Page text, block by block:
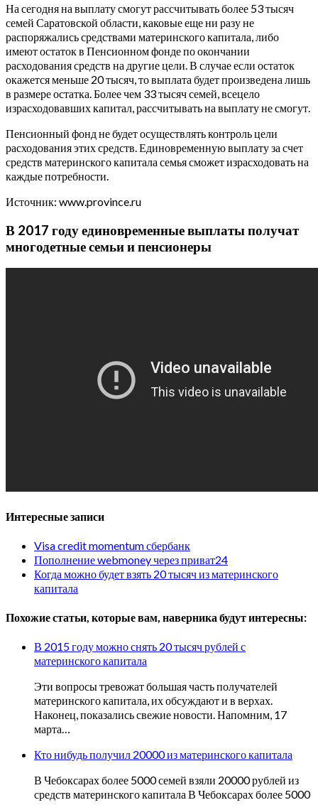
На сегодня на выплату смогут рассчитывать более 53 тысяч
семей Саратовской области, каковые еще ни разу не
распоряжались средствами материнского капитала, либо
имеют остаток в Пенсионном фонде по окончании
расходования средств на другие цели.В случае если остаток
окажется меньше 20 тысяч, то выплата будет произведена лишь
в размере остатка. Более чем 33 тысяч семей, всецело
израсходовавших капитал, рассчитывать на выплату не смогут.
Пенсионный фонд не будет осуществлять контроль цели
расходования этих средств. Единовременную выплату за счет
средств материнского капитала семья сможет израсходовать на
каждые потребности.
Источник: www.province.ru
В 2017 году единовременные выплаты получат
многодетные семьи и пенсионеры
Интересные записи
Visa credit momentum сбербанк
Пополнение webmoney через приват24
Когда можно будет взять 20 тысяч из материнского
капитала
Похожие статьи, которые вам, наверника будут интересны:
В 2015 году можно снять 20 тысяч рублей с
материнского капитала
Эти вопросы тревожат большая часть получателей
материнского капитала, их обсуждают и в верхах.
Наконец, показались свежие новости. Напомним, 17
марта…
Кто нибудь получил 20000 из материнского капитала
В Чебоксарах более 5000 семей взяли 20000 рублей из
средств материнского капитала В Чебоксарах более 5000